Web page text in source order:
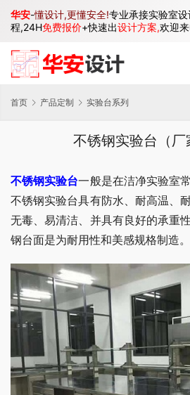
首页 产品定制 实验台系列
不锈钢实验台（厂
不锈钢实验台一般是在洁净实验室
不锈钢实验台具有防水、耐高温、
无毒、易清洁、并具有良好的承重
钢台面是为耐用性和美感规格制造。
华安-懂设计,更懂安全!专业承接实验室
程,24H免费报价+快速出设计方案,欢迎